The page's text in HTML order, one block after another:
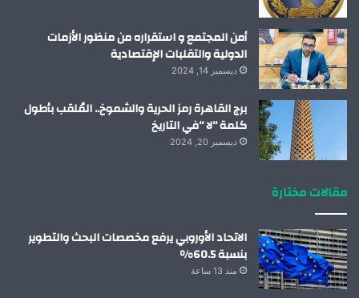
أمن المجتمع و استقراره من منظور الأزمات
الدولية والتقلبات الإقتصادية
ديسمبر 14, 2024
برج القاهرة رمز الحرية والشموخ.. المُلقب بأطول
كلمة “لا “في التاريخ
ديسمبر 20, 2024
مقالات مختارة
الاتحاد الأوروبي يرفع مخصصات البحث والتطوير
بنسبة 60.5%
منذ 13 ساعة